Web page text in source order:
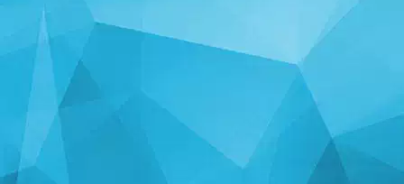
STATISTIKA
14243 Mängud